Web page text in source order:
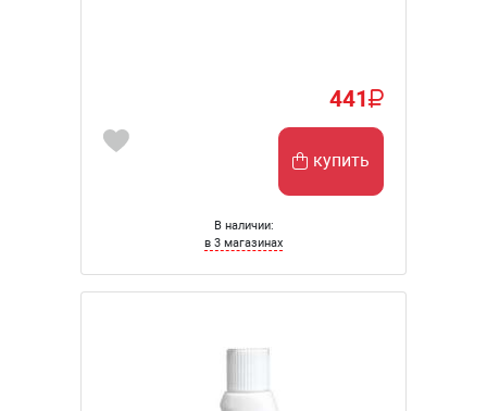
441
купить
В наличии:
в 3 магазинах